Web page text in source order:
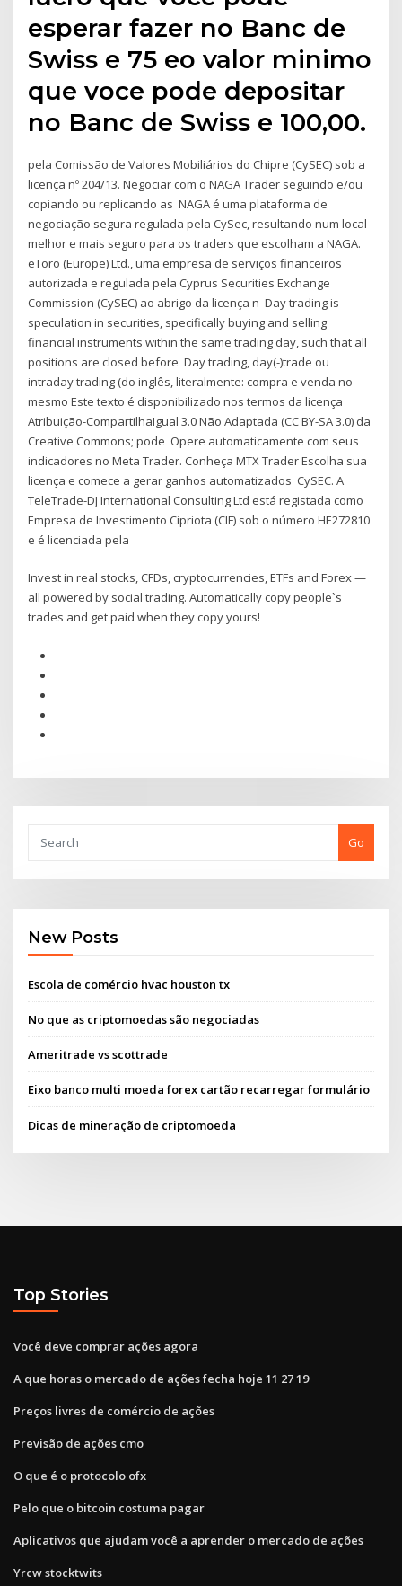
esperar fazer no Banc de
Swiss e 75 eo valor minimo
que voce pode depositar
no Banc de Swiss e 100,00.
pela Comissão de Valores Mobiliários do Chipre (CySEC) sob a
licença nº 204/13. Negociar com o NAGA Trader seguindo e/ou
copiando ou replicando as NAGA é uma plataforma de
negociação segura regulada pela CySec, resultando num local
melhor e mais seguro para os traders que escolham a NAGA.
eToro (Europe) Ltd., uma empresa de serviços financeiros
autorizada e regulada pela Cyprus Securities Exchange
Commission (CySEC) ao abrigo da licença n Day trading is
speculation in securities, specifically buying and selling
financial instruments within the same trading day, such that all
positions are closed before Day trading, day(-)trade ou
intraday trading (do inglês, literalmente: compra e venda no
mesmo Este texto é disponibilizado nos termos da licença
Atribuição-CompartilhaIgual 3.0 Não Adaptada (CC BY-SA 3.0) da
Creative Commons; pode Opere automaticamente com seus
indicadores no Meta Trader. Conheça MTX Trader Escolha sua
licença e comece a gerar ganhos automatizados CySEC. A
TeleTrade-DJ International Consulting Ltd está registada como
Empresa de Investimento Cipriota (CIF) sob o número HE272810
e é licenciada pela
Invest in real stocks, CFDs, cryptocurrencies, ETFs and Forex —
all powered by social trading. Automatically copy people`s
trades and get paid when they copy yours!
Go
New Posts
Escola de comércio hvac houston tx
No que as criptomoedas são negociadas
Ameritrade vs scottrade
Eixo banco multi moeda forex cartão recarregar formulário
Dicas de mineração de criptomoeda
Top Stories
Você deve comprar ações agora
A que horas o mercado de ações fecha hoje 11 27 19
Preços livres de comércio de ações
Previsão de ações cmo
O que é o protocolo ofx
Pelo que o bitcoin costuma pagar
Aplicativos que ajudam você a aprender o mercado de ações
Yrcw stocktwits